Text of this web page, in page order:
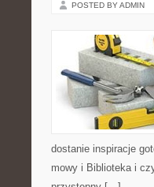
POSTED BY ADMIN
dostanie inspiracje
mowy i Biblioteka i